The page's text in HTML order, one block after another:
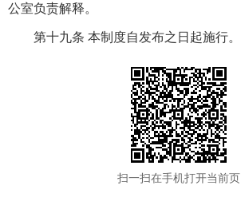
公室负责解释。
第十九条 本制度自发布之日起施行。
扫一扫在手机打开当前页